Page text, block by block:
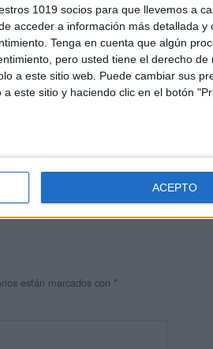
1019 socios para que llevemos a
acceder a información más detallada y
Tenga en cuenta que algún
pero usted tiene el derecho de
a este sitio web. Puede cambiar sus
este sitio y haciendo clic en el botón
ACEPTO
están marcados con *